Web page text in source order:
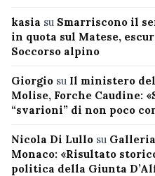
kasia su Smarriscono il
in quota sul Matese,
Soccorso alpino
Giorgio su Il ministero
Molise, Forche Caudine:
“svarioni” di non poco
Nicola Di Lullo su
Monaco: «Risultato
politica della Giunta